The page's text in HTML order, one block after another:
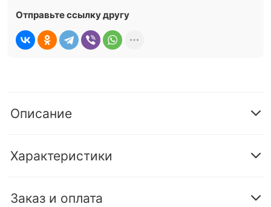
Отправьте ссылку другу
Описание
Характеристики
Заказ и оплата